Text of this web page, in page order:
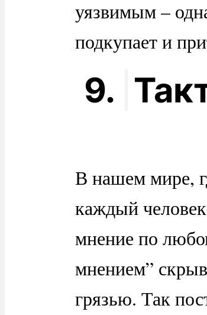
уязвимым –
подкупает и
9.
В нашем мире,
каждый
мнение по
мнением”
грязью. Так